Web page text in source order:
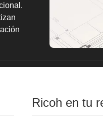
Ricoh en tu
allá de la
D3210BK para interactuar